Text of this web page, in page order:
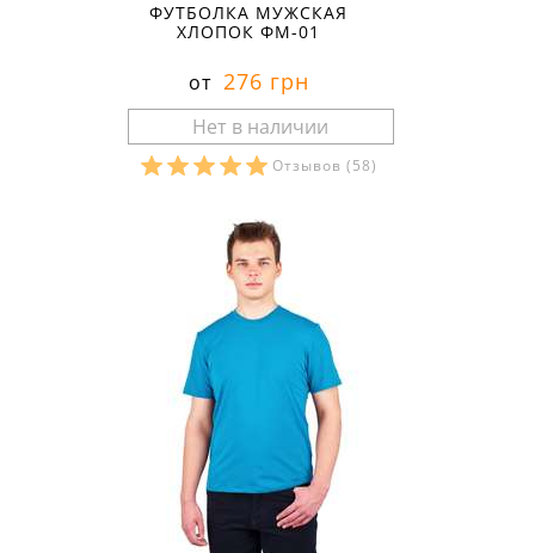
ФУТБОЛКА МУЖСКАЯ
ХЛОПОК ФМ-01
от 276 грн
Отзывов (58)